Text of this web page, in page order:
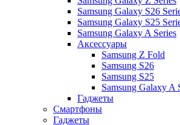
Samsung Galaxy S26
Samsung Galaxy S25
Samsung Galaxy A Series
Аксессуары
Samsung Z Fold
Samsung S26
Samsung S25
Samsung Galaxy A
Гаджеты
Смартфоны
Гаджеты